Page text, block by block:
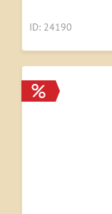
ID: 24190